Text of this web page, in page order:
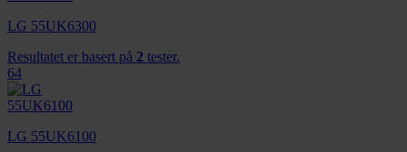
LG 55UK6300
Resultatet er basert på 2 tester.
64
LG 55UK6100